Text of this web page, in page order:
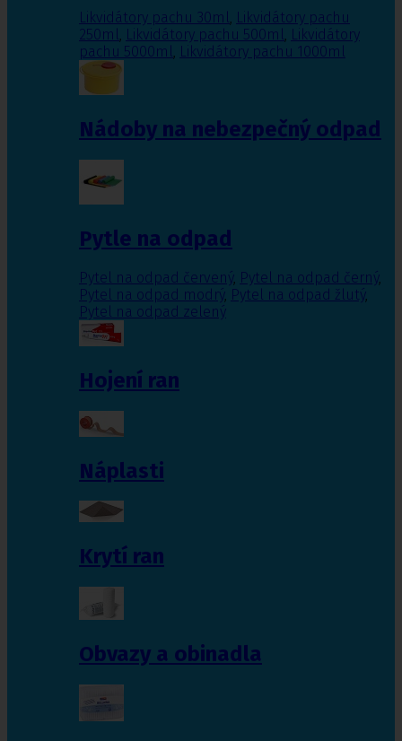
Likvidátory pachu 30ml, Likvidátory pachu
250ml, Likvidátory pachu 500ml, Likvidátory
pachu 5000ml, Likvidátory pachu 1000ml
Nádoby na nebezpečný odpad
Pytle na odpad
Pytel na odpad červený, Pytel na odpad černý,
Pytel na odpad modrý, Pytel na odpad žlutý,
Pytel na odpad zelený
Hojení ran
Náplasti
Krytí ran
Obvazy a obinadla